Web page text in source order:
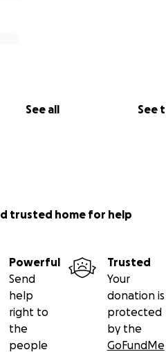
See all See
trusted home for help
Powerful
Send
help
right to
the
people
Trusted
Your
donation is
protected
by the
GoFundMe